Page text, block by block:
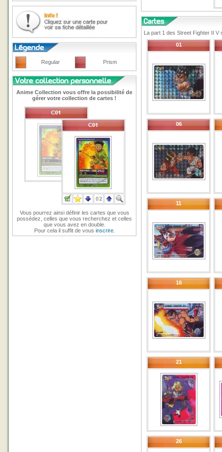
Regular Prism
Anime Collection vous offre la possibilité de
gérer votre collection de cartes !
Vous pourrez ainsi définir les cartes que vous
possédez, celles que vous recherchez et celles
que vous avez en double.
Pour cela il suffit de vous inscrire.
La part 1 des Street Fighter II
01
06
11
16
21
26